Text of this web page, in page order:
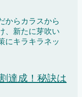
からカラスから
、新たに芽吹い
にキラキラネッ
達成！秘訣は